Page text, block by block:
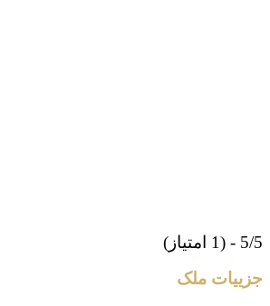
5/5 - (1 امتیاز)
جزییات ملک